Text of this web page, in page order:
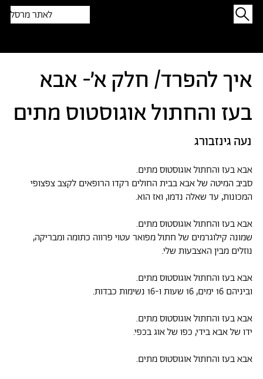
לאתר מרסל
אבא בעז והחתול אוגוסטוס מתים.
סביב המיטה של אבא בבית החולים רקדו הרופאים לקצב צפצופי
המכונות, עד שאלה נדמו, ואז הוא.
אבא בעז והחתול אוגוסטוס מתים.
שמונה קילוגרמים של חתול מפואר עטוי פרווה כתומה ומבריקה,
נוזלים מבין האצבעות שלי.
אבא בעז והחתול אוגוסטוס מתים.
וביניהם 16 ימים, 16 שעות ו-16 נשימות כבדות.
אבא בעז והחתול אוגוסטוס מתים.
ידו של אבא בידי, כפו של אוג בכפי.
אבא בעז והחתול אוגוסטוס מתים.
איך להפרד/ חלק א׳- אבא
בעז והחתול אוגוסטוס מתים
נעה גינזבורג